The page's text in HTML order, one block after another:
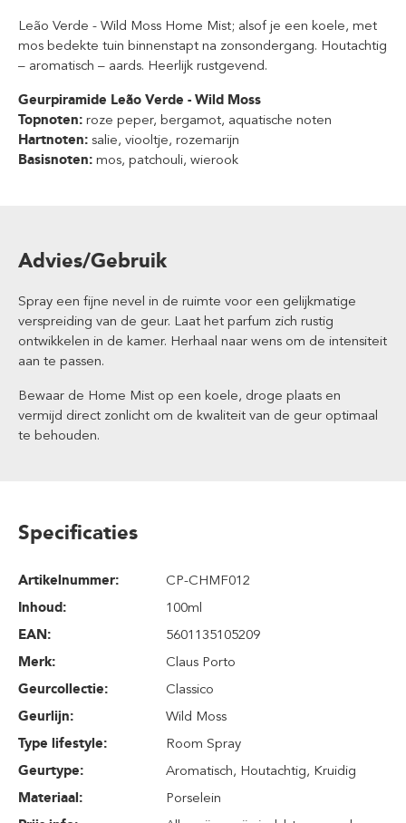
Leão Verde - Wild Moss Home Mist; alsof je een koele, met
mos bedekte tuin binnenstapt na zonsondergang. Houtachtig
– aromatisch – aards. Heerlijk rustgevend.
Geurpiramide Leão Verde - Wild Moss
Topnoten: roze peper, bergamot, aquatische noten
Hartnoten: salie, viooltje, rozemarijn
Basisnoten: mos, patchouli, wierook
Advies/Gebruik
Spray een fijne nevel in de ruimte voor een gelijkmatige
verspreiding van de geur. Laat het parfum zich rustig
ontwikkelen in de kamer. Herhaal naar wens om de intensiteit
aan te passen.
Bewaar de Home Mist op een koele, droge plaats en
vermijd direct zonlicht om de kwaliteit van de geur optimaal
te behouden.
Specificaties
Artikelnummer:
CP-CHMF012
Inhoud:
100ml
EAN:
5601135105209
Merk:
Claus Porto
Geurcollectie:
Classico
Geurlijn:
Wild Moss
Type lifestyle:
Room Spray
Geurtype:
Aromatisch, Houtachtig, Kruidig
Materiaal:
Porselein